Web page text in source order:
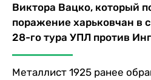
Виктора Вацко, который
поражение харьковчан в
28-го тура УПЛ против
Металлист 1925 ранее